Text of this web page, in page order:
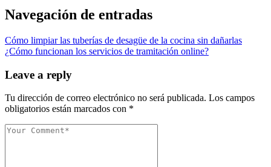
Navegación de entradas
Cómo limpiar las tuberías de desagüe de la cocina sin dañarlas
¿Cómo funcionan los servicios de tramitación online?
Leave a reply
Tu dirección de correo electrónico no será publicada. Los campos
obligatorios están marcados con *